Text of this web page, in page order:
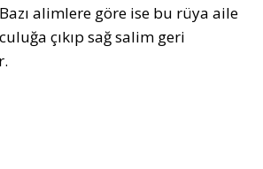
alimlere göre ise bu rüya aile
çıkıp sağ salim geri